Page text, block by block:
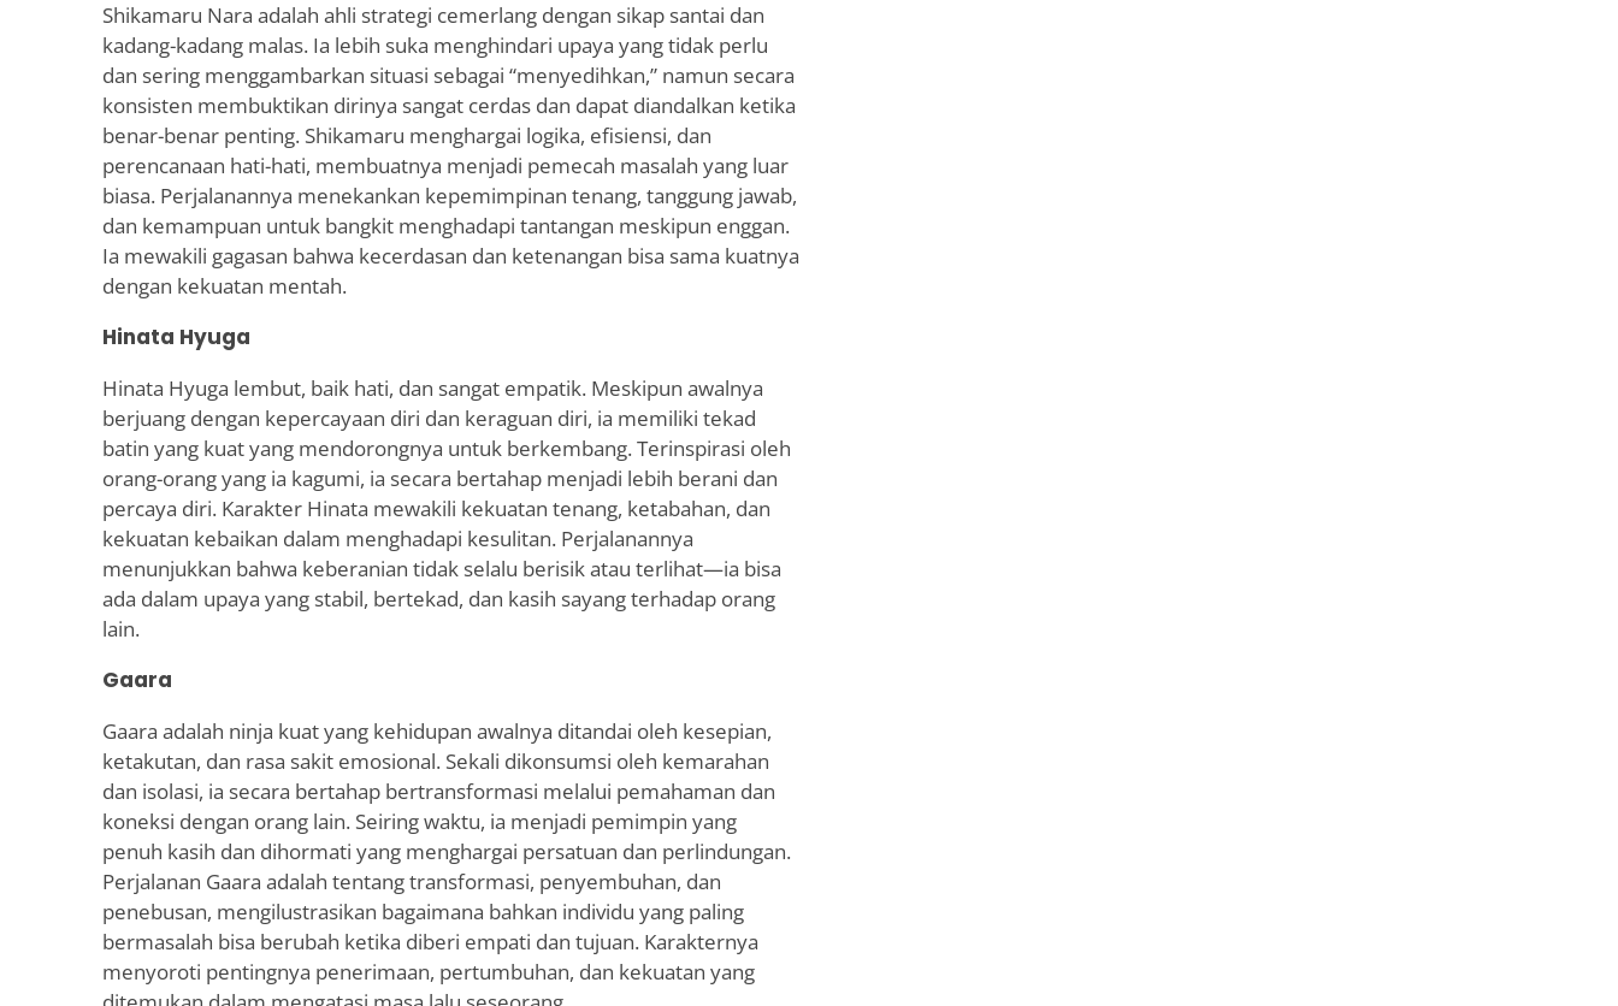
Shikamaru Nara adalah ahli strategi cemerlang dengan sikap santai dan
kadang-kadang malas. Ia lebih suka menghindari upaya yang tidak perlu
dan sering menggambarkan situasi sebagai “menyedihkan,” namun secara
konsisten membuktikan dirinya sangat cerdas dan dapat diandalkan ketika
benar-benar penting. Shikamaru menghargai logika, efisiensi, dan
perencanaan hati-hati, membuatnya menjadi pemecah masalah yang luar
biasa. Perjalanannya menekankan kepemimpinan tenang, tanggung jawab,
dan kemampuan untuk bangkit menghadapi tantangan meskipun enggan.
Ia mewakili gagasan bahwa kecerdasan dan ketenangan bisa sama kuatnya
dengan kekuatan mentah.
Hinata Hyuga
Hinata Hyuga lembut, baik hati, dan sangat empatik. Meskipun awalnya
berjuang dengan kepercayaan diri dan keraguan diri, ia memiliki tekad
batin yang kuat yang mendorongnya untuk berkembang. Terinspirasi oleh
orang-orang yang ia kagumi, ia secara bertahap menjadi lebih berani dan
percaya diri. Karakter Hinata mewakili kekuatan tenang, ketabahan, dan
kekuatan kebaikan dalam menghadapi kesulitan. Perjalanannya
menunjukkan bahwa keberanian tidak selalu berisik atau terlihat—ia bisa
ada dalam upaya yang stabil, bertekad, dan kasih sayang terhadap orang
lain.
Gaara
Gaara adalah ninja kuat yang kehidupan awalnya ditandai oleh kesepian,
ketakutan, dan rasa sakit emosional. Sekali dikonsumsi oleh kemarahan
dan isolasi, ia secara bertahap bertransformasi melalui pemahaman dan
koneksi dengan orang lain. Seiring waktu, ia menjadi pemimpin yang
penuh kasih dan dihormati yang menghargai persatuan dan perlindungan.
Perjalanan Gaara adalah tentang transformasi, penyembuhan, dan
penebusan, mengilustrasikan bagaimana bahkan individu yang paling
bermasalah bisa berubah ketika diberi empati dan tujuan. Karakternya
menyoroti pentingnya penerimaan, pertumbuhan, dan kekuatan yang